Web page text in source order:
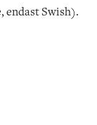
endast Swish).